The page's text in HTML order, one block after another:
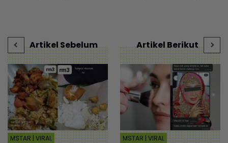
Artikel Sebelum
MSTAR | VIRAL
Artikel Berikut
MSTAR | VIRAL